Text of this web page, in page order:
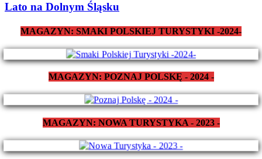
Lato na Dolnym Śląsku
MAGAZYN: SMAKI POLSKIEJ TURYSTYKI -2024-
MAGAZYN: POZNAJ POLSKĘ - 2024 -
MAGAZYN: NOWA TURYSTYKA - 2023 -